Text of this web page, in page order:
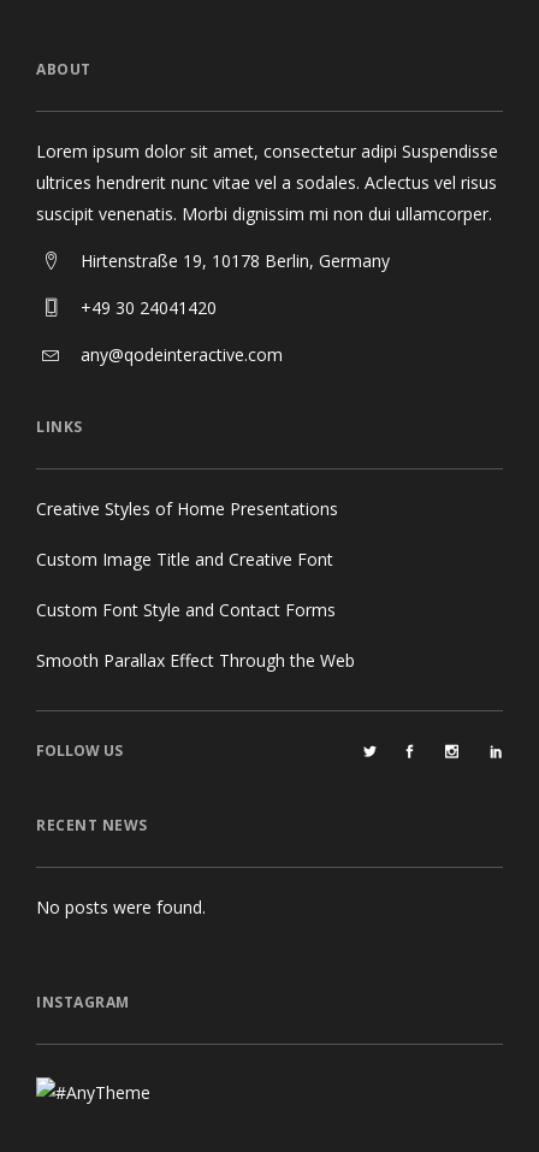
ABOUT
Lorem ipsum dolor sit amet, consectetur adipi Suspendisse
ultrices hendrerit nunc vitae vel a sodales. Aclectus vel risus
suscipit venenatis. Morbi dignissim mi non dui ullamcorper.
Hirtenstraße 19, 10178 Berlin, Germany
+49 30 24041420
any@qodeinteractive.com
LINKS
Creative Styles of Home Presentations
Custom Image Title and Creative Font
Custom Font Style and Contact Forms
Smooth Parallax Effect Through the Web
FOLLOW US
RECENT NEWS
No posts were found.
INSTAGRAM